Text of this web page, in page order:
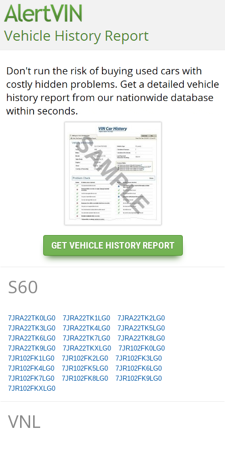
S60
7JRA22TK0LG0 7JRA22TK1LG0
7JRA22TK2LG0
7JRA22TK3LG0
7JRA22TK4LG0
7JRA22TK5LG0
7JRA22TK6LG0
7JRA22TK7LG0
7JRA22TK8LG0
7JRA22TK9LG0
7JRA22TKXLG0
7JR102FK0LG0
7JR102FK1LG0
7JR102FK2LG0
7JR102FK3LG0
7JR102FK4LG0
7JR102FK5LG0
7JR102FK6LG0
7JR102FK7LG0
7JR102FK8LG0
7JR102FK9LG0
7JR102FKXLG0
VNL